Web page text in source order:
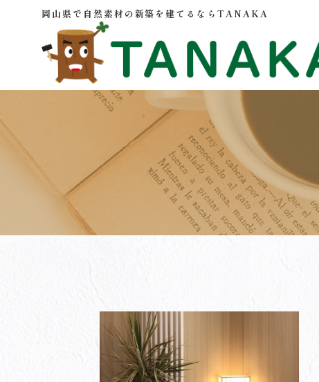
岡山県で自然素材の新築を建てるならTANAKA